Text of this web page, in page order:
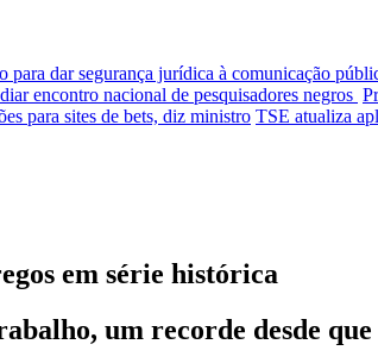
para dar segurança jurídica à comunicação
encontro nacional de pesquisadores negros
para sites de bets, diz ministro TSE atualiza
em série histórica
um recorde desde